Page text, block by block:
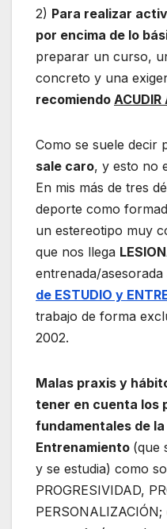
2) Para realizar
por encima de lo
preparar un curso,
concreto y una
recomiendo ACUDIR
Como se suele decir
sale caro, y esto no
En mis más de tres
deporte como
un estereotipo muy
que nos llega
entrenada/asesorada
de ESTUDIO y
trabajo de forma
2002.
Malas praxis y
tener en cuenta los
fundamentales de
Entrenamiento (que
y se estudia) como
PROGRESIVIDAD,
PERSONALIZACIÓN;